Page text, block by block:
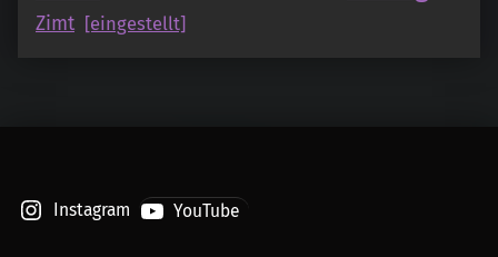
Zimt [eingestellt]
Instagram YouTube